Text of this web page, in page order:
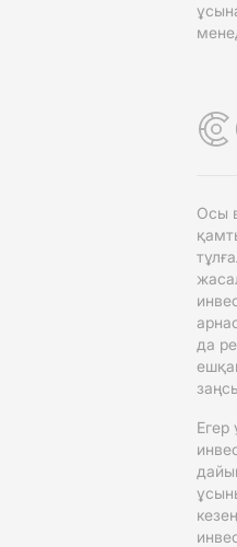
Осы
да
Егер